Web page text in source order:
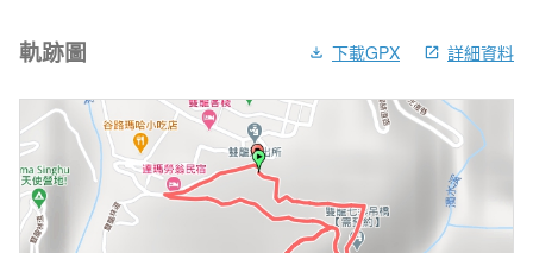
軌跡圖 下載GPX 詳細資料